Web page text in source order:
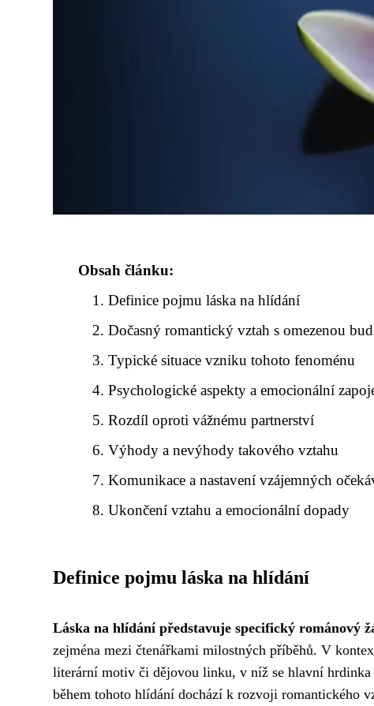
Obsah článku:
Definice pojmu láska na hlídání
Dočasný romantický vztah s omezenou
Typické situace vzniku tohoto fenoménu
Psychologické aspekty a emocionální
Rozdíl oproti vážnému partnerství
Výhody a nevýhody takového vztahu
Komunikace a nastavení vzájemných
Ukončení vztahu a emocionální dopady
Definice pojmu láska na hlídání
Láska na hlídání představuje specifický románový
zejména mezi čtenářkami milostných příběhů. V
literární motiv či dějovou linku, v níž se hlavní
během tohoto hlídání dochází k rozvoji romantického